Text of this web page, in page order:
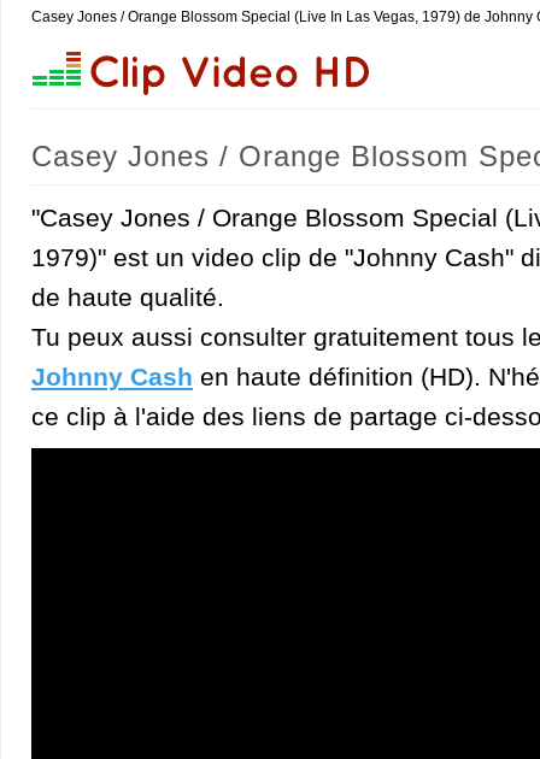
Casey Jones / Orange Blossom Special (Live In Las Vegas, 1979) de Johnny
Casey Jones / Orange Blossom
"Casey Jones / Orange Blossom Special
1979)" est un video clip de "Johnny Cash"
de haute qualité.
Tu peux aussi consulter gratuitement tous
Johnny Cash en haute définition (HD).
ce clip à l'aide des liens de partage ci-